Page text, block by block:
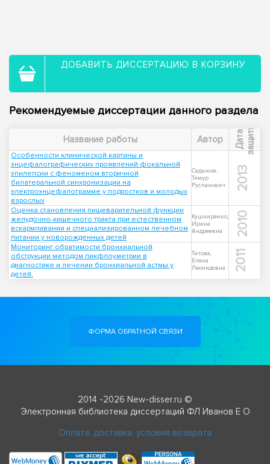
ДОБАВИТЬ ДИССЕРТАЦИЮ В КОРЗИНУ
Рекомендуемые диссертации данного раздела
Название работы Автор Д
а
т
а
з
а
щ
и
т ы
Особенности клинической картины и
энцефалографических проявлений фокальной
эпилепсии с феноменом вторичной
билатеральной синхронизации на
электроэнцефалограмме у подростков и молодых
взрослых
Садыков,
Тимур
Русланович
2013
Оценка становления пищеварительной функции
желудочно-кишечного тракта при естественном
вскармливании и специализированном лечебном
питании у новорожденных детей
Кушниренко,
Ирина
Андреевна
2010
Мониторинг обратимости бронхиальной
обструкции методом пикфлоуметрии в
диагностике и лечении бронхиальной астмы у
детей.
Титова,
Елена
Леонидовна
2011
ФОРМА ОБРАТНОЙ СВЯЗИ
2014 -2026 New-disser.ru ©
Электронная библиотека диссертаций ФЛ Иванов Е О
Оплата, доставка, условия возврата